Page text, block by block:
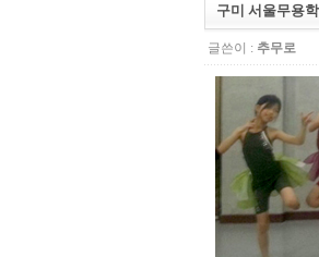
구미 서울무용
글쓴이 : 추무로